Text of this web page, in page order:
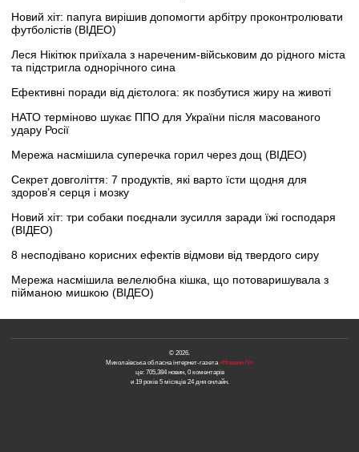
Новий хіт: папуга вирішив допомогти арбітру проконтролювати
футболістів (ВІДЕО)
Леся Нікітюк приїхала з нареченим-військовим до рідного міста
та підстригла однорічного сина
Ефективні поради від дієтолога: як позбутися жиру на животі
НАТО терміново шукає ППО для України після масованого
удару Росії
Мережа насмішила суперечка горил через дощ (ВІДЕО)
Секрет довголіття: 7 продуктів, які варто їсти щодня для
здоров’я серця і мозку
Новий хіт: три собаки поєднали зусилля заради їжі господаря
(ВІДЕО)
8 несподівано корисних ефектів відмови від твердого сиру
Мережа насмішила велелюбна кішка, що потоваришувала з
пійманою мишкою (ВІДЕО)
© 2026.
Миколаївська обласна інтернет-газета«Новини N»
це: 705,384 новин, 0 коментарів
и 19 років 5 місяців 24 дня онлайн.